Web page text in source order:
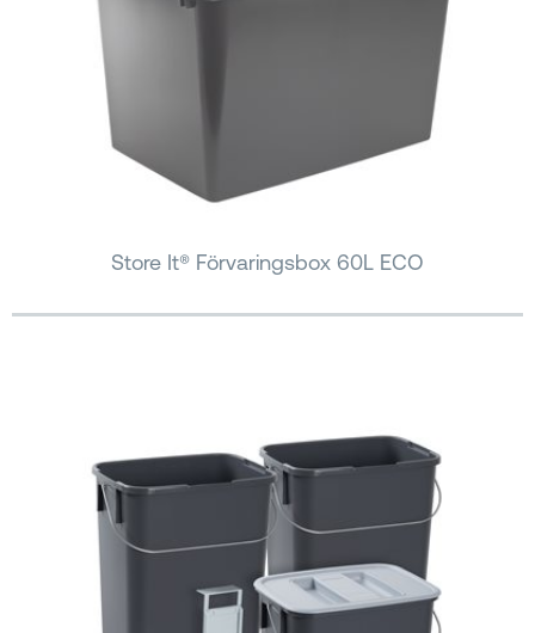
Store It® Förvaringsbox 60L ECO